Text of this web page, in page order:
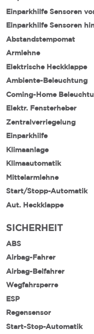
Einparkhilfe Sensoren
Einparkhilfe Sensoren
Abstandstempomat
Armlehne
Elektrische Heckklappe
Ambiente-Beleuchtung
Coming-Home
Elektr. Fensterheber
Zentralverriegelung
Einparkhilfe
Klimaanlage
Klimaautomatik
Mittelarmlehne
Start/Stopp-Automatik
Aut. Heckklappe
SICHERHEIT
ABS
Airbag-Fahrer
Airbag-Beifahrer
Wegfahrsperre
ESP
Regensensor
Start-Stop-Automatik